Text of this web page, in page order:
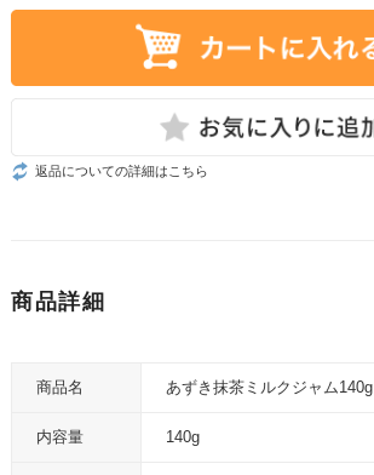
返品についての詳細はこちら
商品詳細
商品名 あずき抹茶ミルクジャム140g
内容量 140g